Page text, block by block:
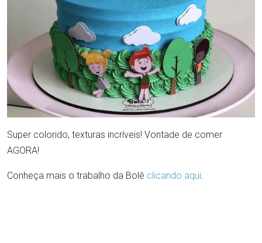
Super colorido, texturas incríveis! Vontade de comer
AGORA!
Conheça mais o trabalho da Bolê clicando aqui.